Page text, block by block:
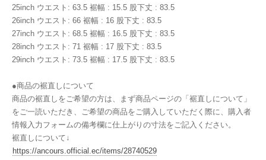
25inch ウエスト: 63.5 裾幅 : 15.5 股下丈 : 83.5
26inch ウエスト: 66 裾幅 : 16 股下丈 : 83.5
27inch ウエスト: 68.5 裾幅 : 16.5 股下丈 : 83.5
28inch ウエスト: 71 裾幅 : 17 股下丈 : 83.5
29inch ウエスト: 73.5 裾幅 : 17.5 股下丈 : 83.5
●商品の裾直しについて
商品の裾直しをご希望の方は、まず商品ページの「裾直しについて」
をご一読いただき、ご希望の商品をご購入していただく際に、購入者
情報入力フォームの備考欄に仕上がりの寸法をご記入ください。
裾直しについて↓
https://ancours.official.ec/items/28740529